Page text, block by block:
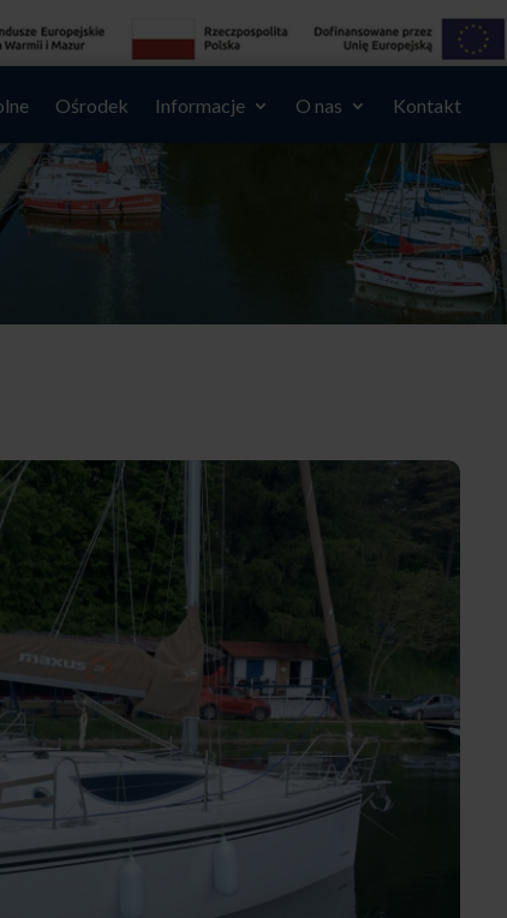
Ośrodek Informacje O nas Kontakt